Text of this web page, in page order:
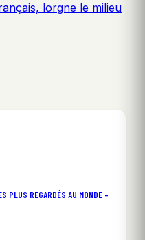
lorgne le milieu
PLUS REGARDÉS AU MONDE –